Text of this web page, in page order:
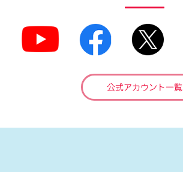
公式アカウント一覧